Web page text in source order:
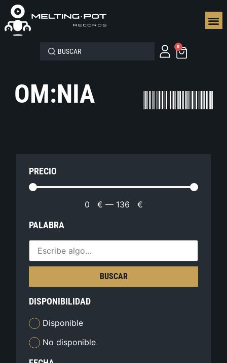
0
OM:NIA
PRECIO
0 € — 136 €
PALABRA
BUSCAR
DISPONIBILIDAD
Disponible
No disponible